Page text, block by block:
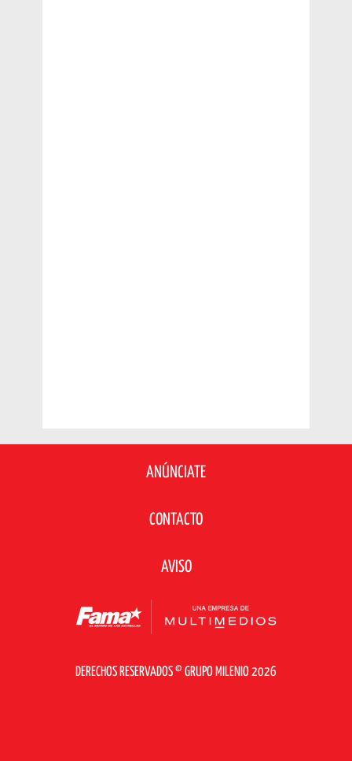
ANÚNCIATE
CONTACTO
AVISO
DERECHOS RESERVADOS © GRUPO MILENIO 2026